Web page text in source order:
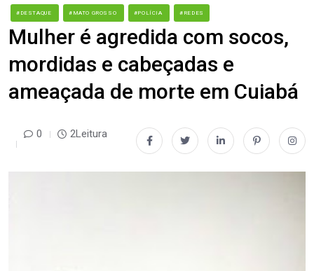
#DESTAQUE #MATO GROSSO #POLÍCIA #REDES
Mulher é agredida com socos,
mordidas e cabeçadas e
ameaçada de morte em Cuiabá
0 2Leitura